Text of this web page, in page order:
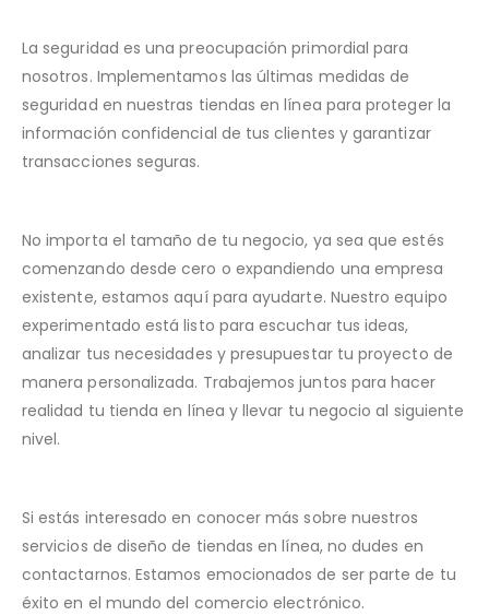
La seguridad es una preocupación primordial para
nosotros. Implementamos las últimas medidas de
seguridad en nuestras tiendas en línea para proteger la
información confidencial de tus clientes y garantizar
transacciones seguras.
No importa el tamaño de tu negocio, ya sea que estés
comenzando desde cero o expandiendo una empresa
existente, estamos aquí para ayudarte. Nuestro equipo
experimentado está listo para escuchar tus ideas,
analizar tus necesidades y presupuestar tu proyecto de
manera personalizada. Trabajemos juntos para hacer
realidad tu tienda en línea y llevar tu negocio al siguiente
nivel.
Si estás interesado en conocer más sobre nuestros
servicios de diseño de tiendas en línea, no dudes en
contactarnos. Estamos emocionados de ser parte de tu
éxito en el mundo del comercio electrónico.